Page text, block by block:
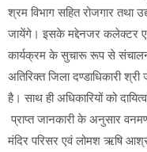
श्रम विभाग सहित रोजगार तथा
जायेंगे। इसके मद्देनजर कलेक्टर एवं
कार्यक्रम के सुचारू रूप से
अतिरिक्त जिला दण्डाधिकारी
है। साथ ही अधिकारियों को
प्राप्त जानकारी के अनुसार
मंदिर परिसर एवं लोमश ऋषि